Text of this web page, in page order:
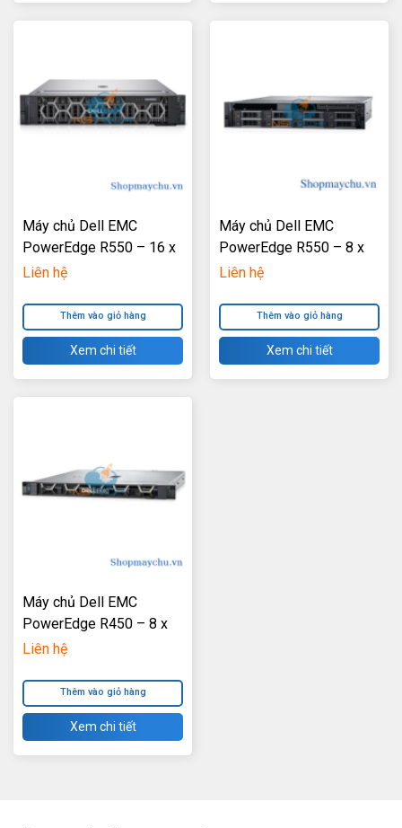
Máy chủ Dell EMC
PowerEdge R550 – 16 x
2.5″
Liên hệ
Thêm vào giỏ hàng
Xem chi tiết
Máy chủ Dell EMC
PowerEdge R550 – 8 x
3.5″
Liên hệ
Thêm vào giỏ hàng
Xem chi tiết
Máy chủ Dell EMC
PowerEdge R450 – 8 x
2.5″
Liên hệ
Thêm vào giỏ hàng
Xem chi tiết